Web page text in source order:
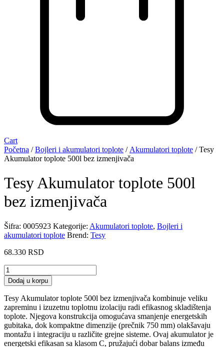
Cart
Početna /Bojleri i akumulatori toplote / Akumulatori toplote / Tesy
Akumulator toplote 500l bez izmenjivača
Tesy Akumulator toplote 500l
bez izmenjivača
Šifra: 0005923 Kategorije: Akumulatori toplote, Bojleri i
akumulatori toplote Brend: Tesy
68.330 RSD
Tesy
Akumulator
toplote
500l
bez
izmenjivača
količina
Dodaj u korpu
Tesy Akumulator toplote 500l bez izmenjivača kombinuje veliku
zapreminu i izuzetnu toplotnu izolaciju radi efikasnog skladištenja
toplote. Njegova konstrukcija omogućava smanjenje energetskih
gubitaka, dok kompaktne dimenzije (prečnik 750 mm) olakšavaju
montažu i integraciju u različite grejne sisteme. Ovaj akumulator je
energetski efikasan sa klasom C, pružajući dobar balans između